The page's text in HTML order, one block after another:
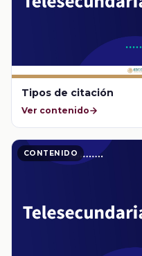
Tipos de citación
Ver contenido
CONTENIDO